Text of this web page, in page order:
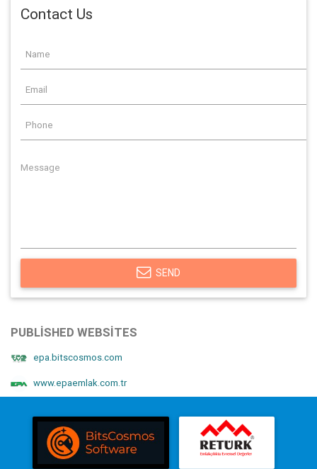
Contact Us
SEND
PUBLISHED WEBSITES
epa.bitscosmos.com
www.epaemlak.com.tr